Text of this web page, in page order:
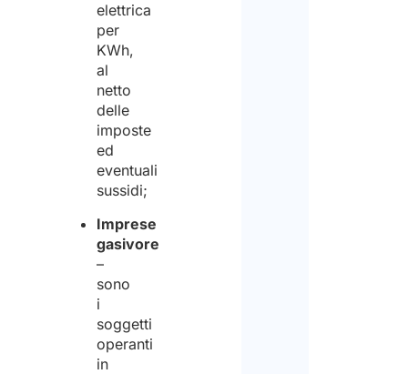
elettrica
per
KWh,
al
netto
delle
imposte
ed
eventuali
sussidi;
Imprese
gasivore
–
sono
i
soggetti
operanti
in